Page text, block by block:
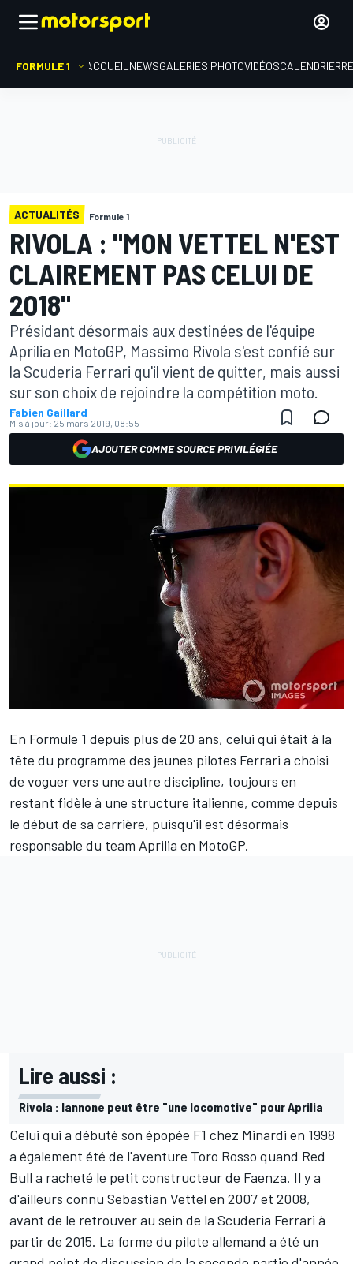
FORMULE 1 ACCUEIL NEWSGALERIES PHOTOVIDÉOSCALENDRIER
ACTUALITÉS Formule 1
RIVOLA : "MON VETTEL N'EST
CLAIREMENT PAS CELUI DE
2018"
Présidant désormais aux destinées de l'équipe
Aprilia en MotoGP, Massimo Rivola s'est confié sur
la Scuderia Ferrari qu'il vient de quitter, mais aussi
sur son choix de rejoindre la compétition moto.
Fabien Gaillard
Mis à jour: 25 mars 2019, 08:55
AJOUTER COMME SOURCE PRIVILÉGIÉE
En Formule 1 depuis plus de 20 ans, celui qui était à la
tête du programme des jeunes pilotes Ferrari a choisi
de voguer vers une autre discipline, toujours en
restant fidèle à une structure italienne, comme depuis
le début de sa carrière, puisqu'il est désormais
responsable du team Aprilia en MotoGP.
Lire aussi :
Rivola : Iannone peut être "une locomotive" pour Aprilia
Celui qui a débuté son épopée F1 chez Minardi en 1998
a également été de l'aventure Toro Rosso quand Red
Bull a racheté le petit constructeur de Faenza. Il y a
d'ailleurs connu Sebastian Vettel en 2007 et 2008,
avant de le retrouver au sein de la Scuderia Ferrari à
partir de 2015. La forme du pilote allemand a été un